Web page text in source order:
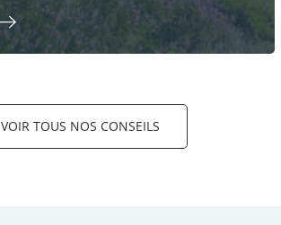
VOIR TOUS NOS CONSEILS